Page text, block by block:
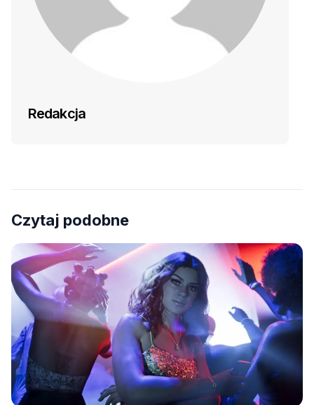
Redakcja
Czytaj podobne